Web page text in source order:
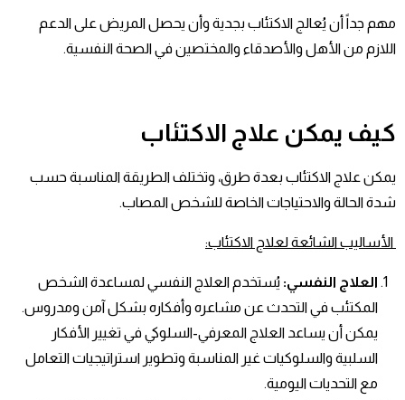
مهم جداً أن يُعالج الاكتئاب بجدية وأن يحصل المريض على الدعم
اللازم من الأهل والأصدقاء والمختصين في الصحة النفسية.
كيف يمكن علاج الاكتئاب
يمكن علاج الاكتئاب بعدة طرق، وتختلف الطريقة المناسبة حسب
شدة الحالة والاحتياجات الخاصة للشخص المصاب.
الأساليب الشائعة لعلاج الاكتئاب:
العلاج النفسي: يُستخدم العلاج النفسيلمساعدة الشخص
المكتئب في التحدث عن مشاعره وأفكاره بشكل آمن ومدروس.
يمكن أن يساعد العلاج المعرفي-السلوكي في تغيير الأفكار
السلبية والسلوكيات غير المناسبة وتطوير استراتيجيات التعامل
مع التحديات اليومية.